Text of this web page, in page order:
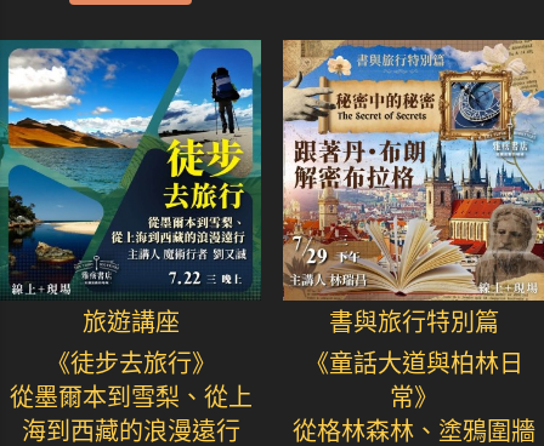
旅遊講座
《徒步去旅行》
從墨爾本到雪梨、從上
海到西藏的浪漫遠行
書與旅行特別篇
《童話大道與柏林日
常》
從格林森林、塗鴉圍牆